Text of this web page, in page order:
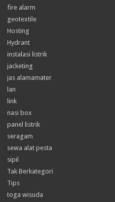
fire alarm
geotextile
Hosting
Hydrant
instalasi listrik
jacketing
jas alamamater
lan
link
nasi box
panel listrik
seragam
sewa alat pesta
sipil
Tak Berkategori
Tips
toga wisuda